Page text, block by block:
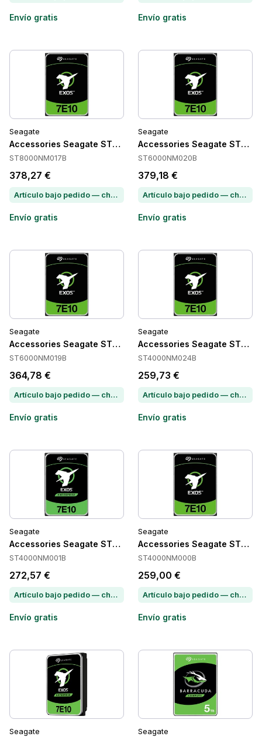
Envío gratis Envío gratis
Seagate
Accessories Seagate ST8000NM017B
ST8000NM017B
378,27 €
Artículo bajo pedido — chatea para conocer el plazo de entrega
Envío gratis
Seagate
Accessories Seagate
ST6000NM020B
379,18 €
Artículo bajo pedido — chatea para conocer el plazo de entrega
Envío gratis
Seagate
Accessories Seagate ST6000NM019B
ST6000NM019B
364,78 €
Artículo bajo pedido — chatea para conocer el plazo de entrega
Envío gratis
Seagate
Accessories Seagate
ST4000NM024B
259,73 €
Artículo bajo pedido — chatea para conocer el plazo de entrega
Envío gratis
Seagate
Accessories Seagate ST4000NM001B
ST4000NM001B
272,57 €
Artículo bajo pedido — chatea para conocer el plazo de entrega
Envío gratis
Seagate
Accessories Seagate
ST4000NM000B
259,00 €
Artículo bajo pedido — chatea para conocer el plazo de entrega
Envío gratis
Seagate Seagate